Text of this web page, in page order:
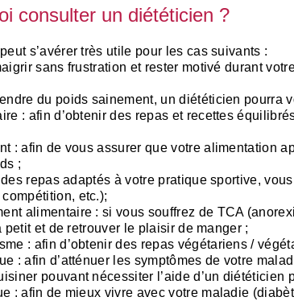
consulter un diététicien ?
s’avérer très utile pour les cas suivants :
sans frustration et rester motivé durant
du poids sainement, un diététicien pourra
: afin d’obtenir des repas et recettes
: afin de vous assurer que votre alimentation
;
repas adaptés à votre pratique sportive,
etc.);
alimentaire : si vous souffrez de TCA
et de retrouver le plaisir de manger ;
: afin d’obtenir des repas végétariens /
: afin d’atténuer les symptômes de votre
pouvant nécessiter l’aide d’un diététicien
: afin de mieux vivre avec votre maladie